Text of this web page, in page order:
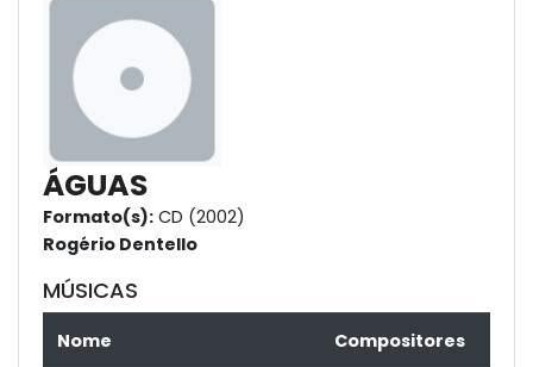
ÁGUAS
Formato(s): CD (2002)
Rogério Dentello
MÚSICAS
Nome Compositores